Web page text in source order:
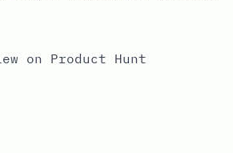
on Product Hunt